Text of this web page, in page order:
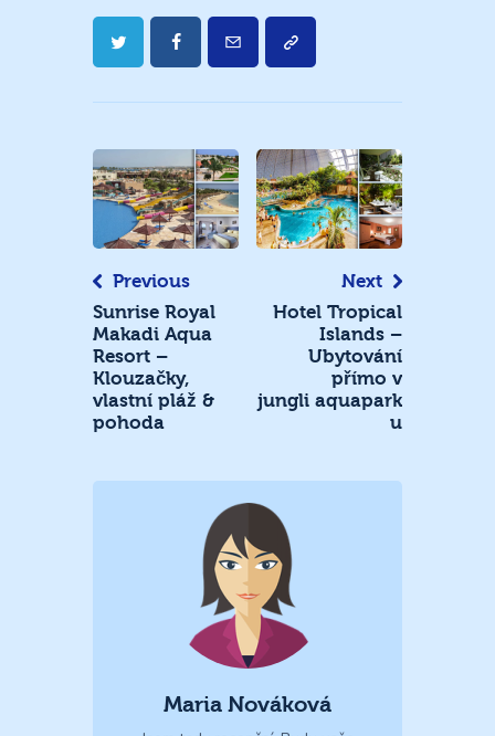
Navigace
pro
příspěvek
Previous
Sunrise Royal
Makadi Aqua
Resort –
Klouzačky,
vlastní pláž &
pohoda
Next
Hotel Tropical
Islands –
Ubytování
přímo v
jungli aquapark
u
Maria Nováková